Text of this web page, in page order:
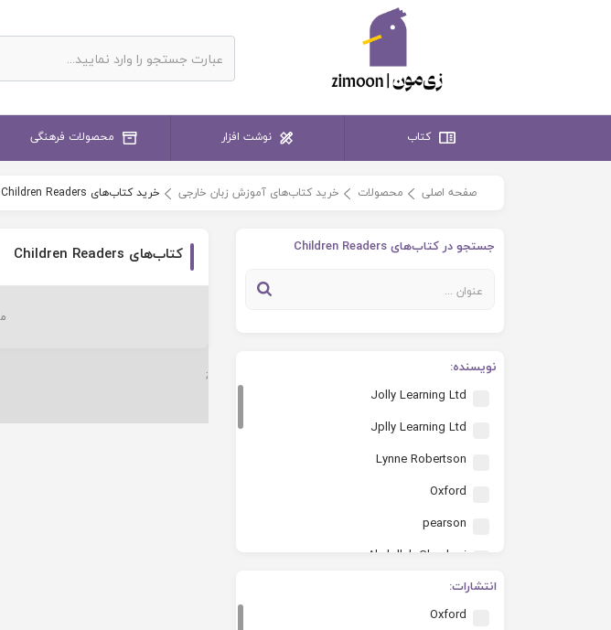
کتاب نوشت افزار محصولات فرهنگی
صفحه اصلی محصولات خرید کتاب‌های آموزش زبان خارجی خرید کتاب‌های Children Readers
جستجو در کتاب‌های Children Readers
نویسنده:
Jolly Learning Ltd
Jplly Learning Ltd
Lynne Robertson
Oxford
pearson
Abdollah Ghanbari
S.Arengo
karen saxby
انتشارات:
Oxford
کتاب‌های Children Readers
;